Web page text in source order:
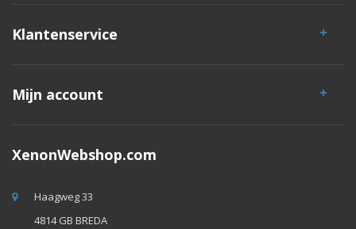
Klantenservice
Mijn account
XenonWebshop.com
Haagweg 33
4814 GB BREDA